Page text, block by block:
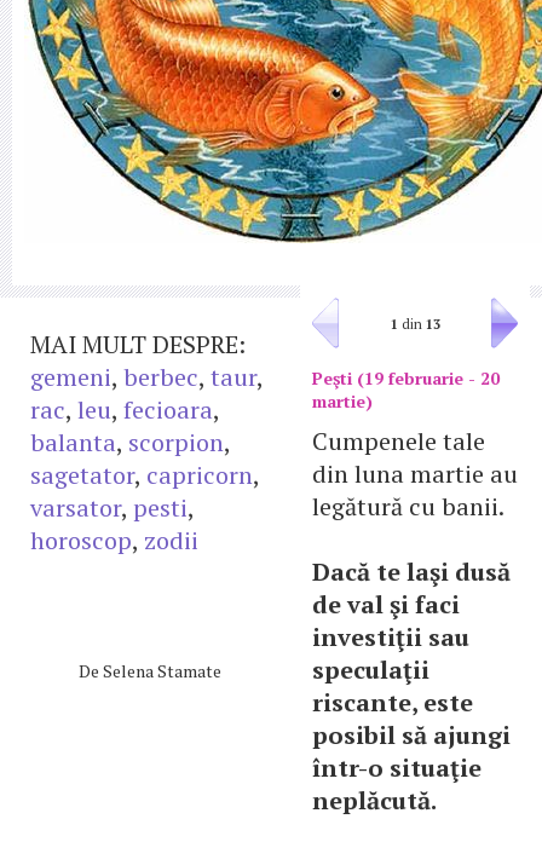
1 din 13
Peşti (19 februarie - 20
martie)
Cumpenele tale
din luna martie au
legătură cu banii.
Dacă te laşi dusă
de val şi faci
investiţii sau
speculaţii
riscante, este
posibil să ajungi
într-o situaţie
neplăcută.
MAI MULT DESPRE:
gemeni, berbec, taur,
rac, leu, fecioara,
balanta, scorpion,
sagetator, capricorn,
varsator, pesti,
horoscop, zodii
De Selena Stamate